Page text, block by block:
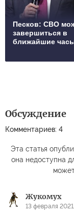
Песков: СВО
завершиться в
ближайшие
Обсуждение
Комментариев: 4
Эта статья
она недоступна
Жукомух
13 февраля 2021,